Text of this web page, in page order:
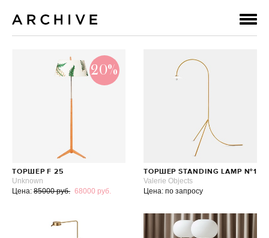
20%
ТОРШЕР F 25
Unknown
Цена: 85000 руб. 68000 руб.
ТОРШЕР STANDING LAMP №1
Valerie Objects
Цена: по запросу